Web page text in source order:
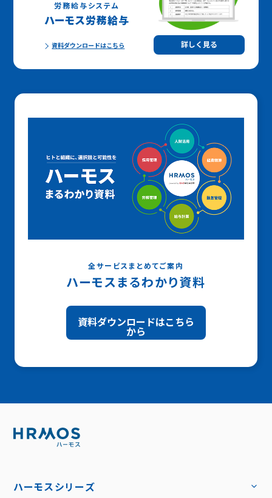
労務給与システム
ハーモス労務給与
資料ダウンロードはこちら 詳しく見る
全サービスまとめてご案内
ハーモスまるわかり資料
資料ダウンロードはこちら
から
ハーモスシリーズ